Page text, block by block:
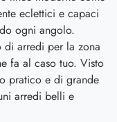
eclettici e capaci
ogni angolo.
di arredi per la zona
fa al caso tuo. Visto
pratico e di grande
arredi belli e